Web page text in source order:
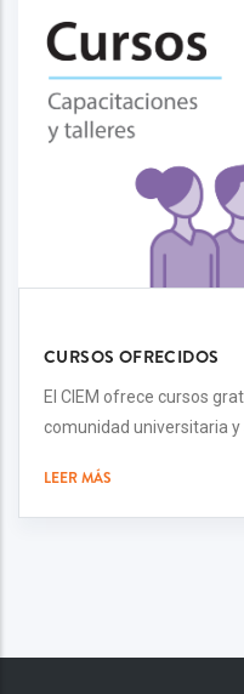
CURSOS OFRECIDOS
El CIEM ofrece cursos
comunidad universitaria y
LEER MÁS